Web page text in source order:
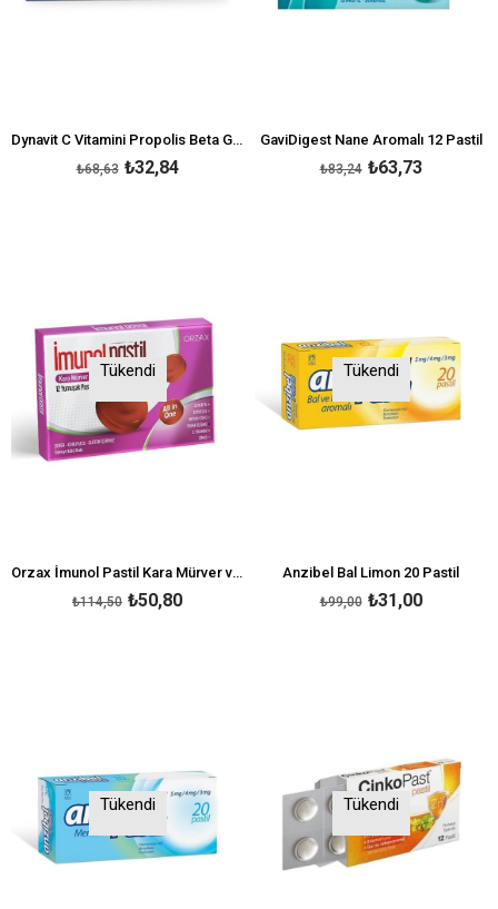
Dynavit C Vitamini Propolis Beta Glukan Pastil
₺32,84
₺68,63
GaviDigest Nane Aromalı 12 Pastil
₺63,73
₺83,24
Tükendi
Orzax İmunol Pastil Kara Mürver ve Çilek Aromalı 12 Adet
₺50,80
₺114,50
Tükendi
Anzibel Bal Limon 20 Pastil
₺31,00
₺99,00
Tükendi Tükendi